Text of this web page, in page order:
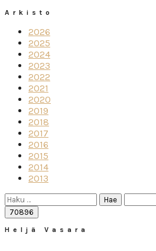
Arkisto
2026
2025
2024
2023
2022
2021
2020
2019
2018
2017
2016
2015
2014
2013
Haku:
Heljä Vasara